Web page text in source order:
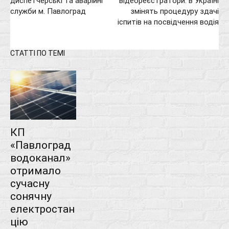
служби м. Павлоград
змінять процедуру здачі
іспитів на посвідчення водія
СТАТТІ ПО ТЕМІ
КП
«Павлоград
водоканал»
отримало
сучасну
сонячну
електростан
цію